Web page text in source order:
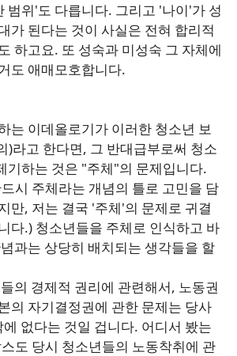
범위'도 다릅니다. 그리고 '나이'가 성
가 된다는 것이 사실은 전혀 합리적
하고요. 또 성숙과 미성숙 그 자체에
도 애매모호합니다.
는 이데올로기가 이러한 청소년 보
)라고 한다면, 그 반대급부로써 청소
기하는 것은 "주체"의 문제입니다.
시 주체라는 개념의 틀로 고민을 담
만, 저는 결국 '주체'의 문제로 귀결
다.) 청소년들을 주체로 인식하고 바
과는 상당히 배치되는 생각들을 할
의 경제적 권리에 관련해서, 노동권
의 자기결정권에 관한 문제는 당사
없다는 것일 겁니다. 어디서 봤는
도 당시 청소년들의 노동착취에 관